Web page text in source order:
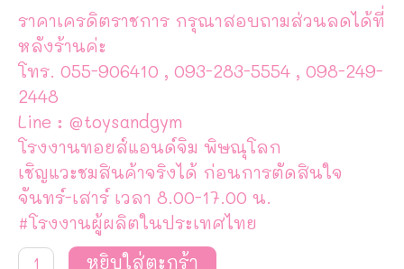
ราคาเครดิตราชการ กรุณาสอบถามส่วนลดได้ที่
หลังร้านค่ะ
โทร. 055-906410 , 093-283-5554 , 098-249-
2448
Line : @toysandgym
โรงงานทอยส์แอนด์จิม พิษณุโลก
เชิญแวะชมสินค้าจริงได้ ก่อนการตัดสินใจ
จันทร์-เสาร์ เวลา 8.00-17.00 น.
#โรงงานผู้ผลิตในประเทศไทย
จำนวน หยิบใส่ตะกร้า